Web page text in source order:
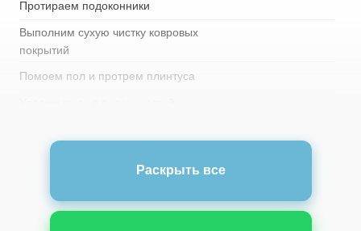
Протираем подоконники
Выполним сухую чистку ковровых
покрытий
Помоем пол и протрем плинтуса
всю высоту)
Удалим пыль с осветительных
приборов (кроме хрустальных)
Моем хрустальные и дизайнерские
люстры
Раскрыть все